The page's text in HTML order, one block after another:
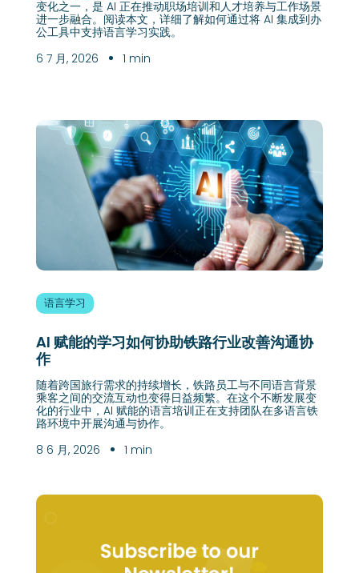
变化之一，是 AI 正在推动职场培训和人才培养与工作场景
进一步融合。阅读本文，详细了解如何通过将 AI 集成到办
公工具中支持语言学习实践。
6 7 月, 2026
1 min
语言学习
AI 赋能的学习如何协助铁路行业改善沟通协
作
随着跨国旅行需求的持续增长，铁路员工与不同语言背景
乘客之间的交流互动也变得日益频繁。在这个不断发展变
化的行业中，AI 赋能的语言培训正在支持团队在多语言铁
路环境中开展沟通与协作。
8 6 月, 2026
1 min